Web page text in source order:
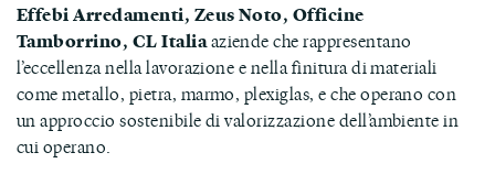
Effebi Arredamenti, Zeus Noto, Officine
Tamborrino, CL Italiaaziende che rappresentano
l’eccellenza nella lavorazione e nella finitura di materiali
come metallo, pietra, marmo, plexiglas, e che operano con
un approccio sostenibile di valorizzazione dell’ambiente in
cui operano.